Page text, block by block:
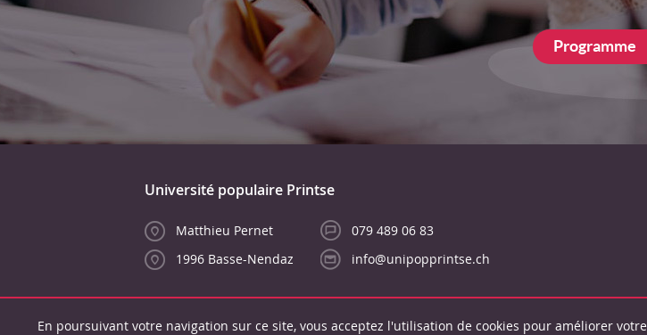
Programme
Université populaire Printse
Matthieu Pernet
1996 Basse-Nendaz
079 489 06 83
info@unipopprintse.ch
En poursuivant votre navigation sur ce site, vous acceptez l'utilisation de cookies pour améliorer